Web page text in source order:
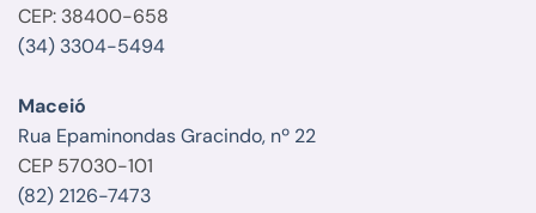
CEP: 38400-658
(34) 3304-5494
Maceió
Rua Epaminondas Gracindo, nº 22
CEP 57030-101
(82) 2126-7473